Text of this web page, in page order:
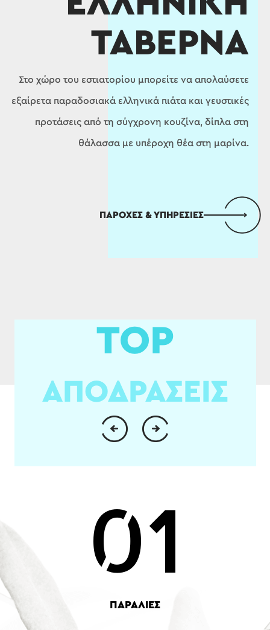
ΤΑΒΕΡΝΑ
Στο χώρο του εστιατορίου μπορείτε να απολαύσετε
εξαίρετα παραδοσιακά ελληνικά πιάτα και γευστικές
προτάσεις από τη σύγχρονη κουζίνα, δίπλα στη
θάλασσα με υπέροχη θέα στη μαρίνα.
ΠΑΡΟΧΕΣ & ΥΠΗΡΕΣΙΕΣ
TOP
ΑΠΟΔΡΑΣΕΙΣ
01
ΠΑΡΑΛΙΕΣ